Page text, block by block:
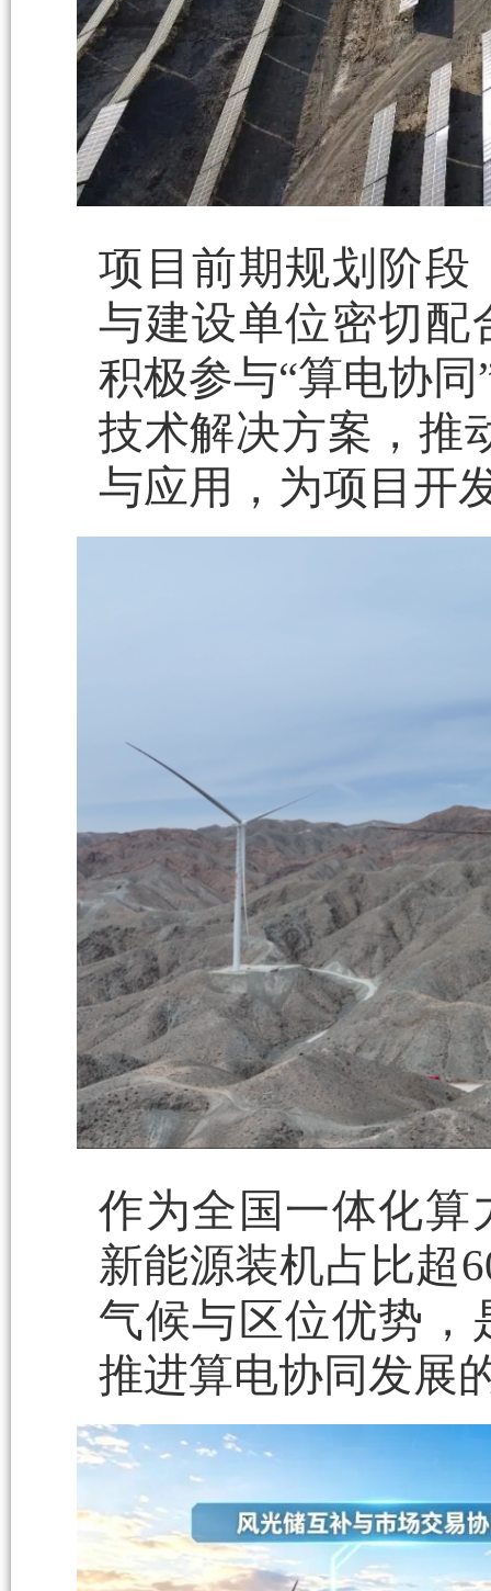
项目前期规划阶段
与建设单位密切配
积极参与“算电协
技术解决方案，推
与应用，为项目开
作为全国一体化算
新能源装机占比超
气候与区位优势，
推进算电协同发展